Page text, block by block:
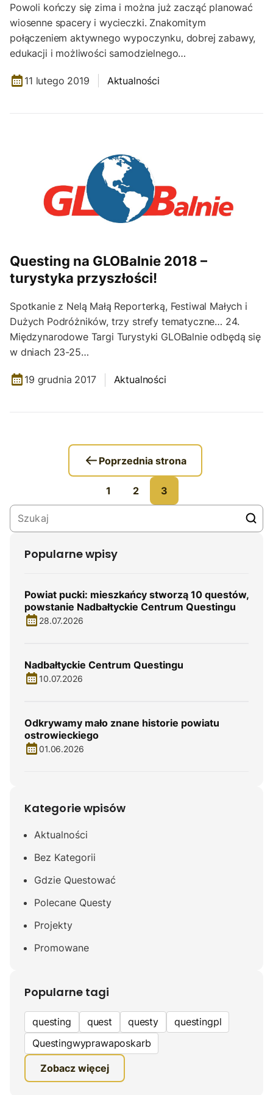
Powoli kończy się zima i można już zacząć planować
wiosenne spacery i wycieczki. Znakomitym
połączeniem aktywnego wypoczynku, dobrej zabawy,
edukacji i możliwości samodzielnego…
11 lutego 2019 Aktualności
Questing na GLOBalnie 2018 –
turystyka przyszłości!
Spotkanie z Nelą Małą Reporterką, Festiwal Małych i
Dużych Podróżników, trzy strefy tematyczne… 24.
Międzynarodowe Targi Turystyki GLOBalnie odbędą się
w dniach 23-25…
19 grudnia 2017 Aktualności
Poprzednia strona
1 2 3
Popularne wpisy
Powiat pucki: mieszkańcy stworzą 10 questów,
powstanie Nadbałtyckie Centrum Questingu
28.07.2026
Nadbałtyckie Centrum Questingu
10.07.2026
Odkrywamy mało znane historie powiatu
ostrowieckiego
01.06.2026
Kategorie wpisów
Aktualności
Bez Kategorii
Gdzie Questować
Polecane Questy
Projekty
Promowane
Popularne tagi
questing quest questy
questingpl
Questingwyprawaposkarb
edukacyjna gra terenowa
fundacja questingu
Zobacz więcej